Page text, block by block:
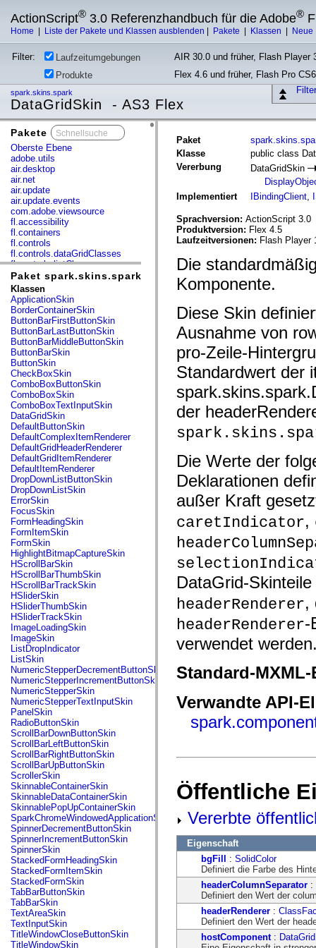
ActionScript® 3.0 Referenzhandbuch für die Adobe®
Home Liste der Pakete und Klassen ausblenden Pakete Klassen
Filter: Laufzeitumgebungen
AIR 30.0 und früher, Flash Player
Produkte
Flex 4.6 und früher, Flash Pro
spark.skins.spark
DataGridSkin - AS3 Flex
Pakete
Oberste Ebene
adobe.utils
air.desktop
air.net
air.update
air.update.events
com.adobe.viewsource
fl.accessibility
fl.containers
fl.controls
fl.controls.dataGridClasses
fl.controls.listClasses
fl.controls.progressBarClasses
fl.core
fl.data
fl.display
fl.events
fl.ik
fl.lang
fl.livepreview
fl.managers
fl.motion
fl.motion.easing
fl.rsl
fl.text
fl.transitions
fl.transitions.easing
fl.video
flash.accessibility
flash.concurrent
flash.crypto
flash.data
flash.desktop
flash.display
flash.display3D
flash.display3D.textures
flash.errors
flash.events
flash.external
flash.filesystem
flash.filters
flash.geom
flash.globalization
flash.html
flash.media
flash.net
flash.net.dns
flash.net.drm
flash.notifications
flash.permissions
flash.printing
flash.profiler
flash.sampler
flash.security
flash.sensors
flash.system
flash.text
flash.text.engine
flash.text.ime
flash.ui
flash.utils
flash.xml
flashx.textLayout
flashx.textLayout.compose
flashx.textLayout.container
flashx.textLayout.conversion
flashx.textLayout.edit
flashx.textLayout.elements
flashx.textLayout.events
flashx.textLayout.factory
flashx.textLayout.formats
flashx.textLayout.operations
flashx.textLayout.utils
flashx.undo
mx.accessibility
mx.automation
Paket spark.skins.spark
Klassen
ApplicationSkin
BorderContainerSkin
ButtonBarFirstButtonSkin
ButtonBarLastButtonSkin
ButtonBarMiddleButtonSkin
ButtonBarSkin
ButtonSkin
CheckBoxSkin
ComboBoxButtonSkin
ComboBoxSkin
ComboBoxTextInputSkin
DataGridSkin
DefaultButtonSkin
DefaultComplexItemRenderer
DefaultGridHeaderRenderer
DefaultGridItemRenderer
DefaultItemRenderer
DropDownListButtonSkin
DropDownListSkin
ErrorSkin
FocusSkin
FormHeadingSkin
FormItemSkin
FormSkin
HighlightBitmapCaptureSkin
HScrollBarSkin
HScrollBarThumbSkin
HScrollBarTrackSkin
HSliderSkin
HSliderThumbSkin
HSliderTrackSkin
ImageLoadingSkin
ImageSkin
ListDropIndicator
ListSkin
NumericStepperDecrementButtonSkin
NumericStepperIncrementButtonSkin
NumericStepperSkin
NumericStepperTextInputSkin
PanelSkin
RadioButtonSkin
ScrollBarDownButtonSkin
ScrollBarLeftButtonSkin
ScrollBarRightButtonSkin
ScrollBarUpButtonSkin
ScrollerSkin
SkinnableContainerSkin
SkinnableDataContainerSkin
SkinnablePopUpContainerSkin
SparkChromeWindowedApplicationSkin
SpinnerDecrementButtonSkin
SpinnerIncrementButtonSkin
SpinnerSkin
StackedFormHeadingSkin
StackedFormItemSkin
StackedFormSkin
TabBarButtonSkin
TabBarSkin
TextAreaSkin
TextInputSkin
TitleWindowCloseButtonSkin
TitleWindowSkin
Paket
Klasse
public class
Vererbung
DataGridSkin
Implementiert
IBindingClient,
Sprachversion: ActionScript 3.0
Produktversion: Flex 4.5
Laufzeitversionen: Flash Player
Die
Komponente.
Diese Skin
Ausnahme von
pro-Zeile-
Standardwert der
der
Die Werte der
Deklarationen
außer Kraft
caretIndicator,
DataGrid-
headerRenderer,
headerRenderer-
verwendet
Standard-
Verwandte API-
Öffentliche
Vererbte
Eigenschaft
bgFill : SolidColor
Definiert die Farbe des
headerColumnSeparator :
Definiert den Wert der
headerRenderer :
Definiert den Wert der
hostComponent : DataGrid